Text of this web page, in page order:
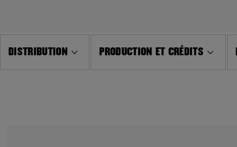
DISTRIBUTION PRODUCTION ET CRÉDITS